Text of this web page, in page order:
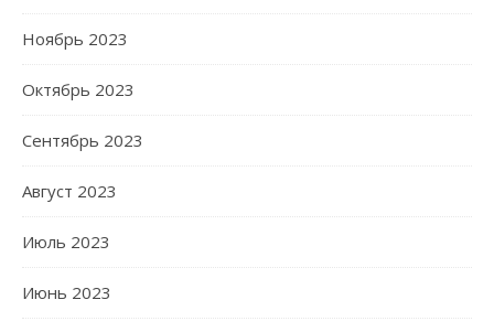
Ноябрь 2023
Октябрь 2023
Сентябрь 2023
Август 2023
Июль 2023
Июнь 2023